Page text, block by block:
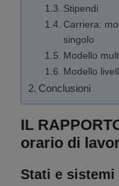
Stipendi
Carriera:
singolo
Modello
Modello
Conclusioni
IL
orario di
Stati e